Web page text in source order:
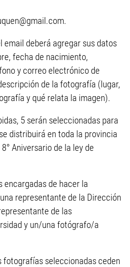
.
email deberá agregar sus datos
fecha de nacimiento,
y correo electrónico de
de la fotografía (lugar,
y qué relata la imagen).
5 serán seleccionadas para
distribuirá en toda la provincia
Aniversario de la ley de
encargadas de hacer la
representante de la Dirección
de las
y un/una fotógrafo/a
fotografías seleccionadas ceden